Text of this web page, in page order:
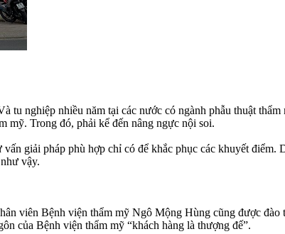
tu nghiệp nhiều năm tại các nước có ngành phẫu thuật
mỹ. Trong đó, phải kể đến nâng ngực nội soi.
giải pháp phù hợp chỉ có để khắc phục các khuyết
vậy.
viên Bệnh viện thẩm mỹ Ngô Mộng Hùng cũng được đào
của Bệnh viện thẩm mỹ “khách hàng là thượng đế”.